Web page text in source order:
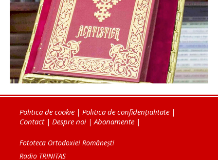
Politica de cookie | Politica de confidențialitate |
Contact| Despre noi | Abonamente |
Fototeca Ortodoxiei Românești
Radio TRINITAS